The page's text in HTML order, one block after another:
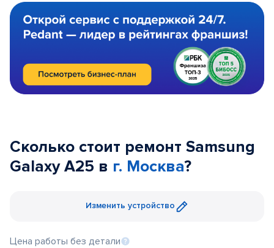
Сколько стоит ремонт Samsung
Galaxy A25 в г. Москва?
Изменить устройство
Цена работы без детали